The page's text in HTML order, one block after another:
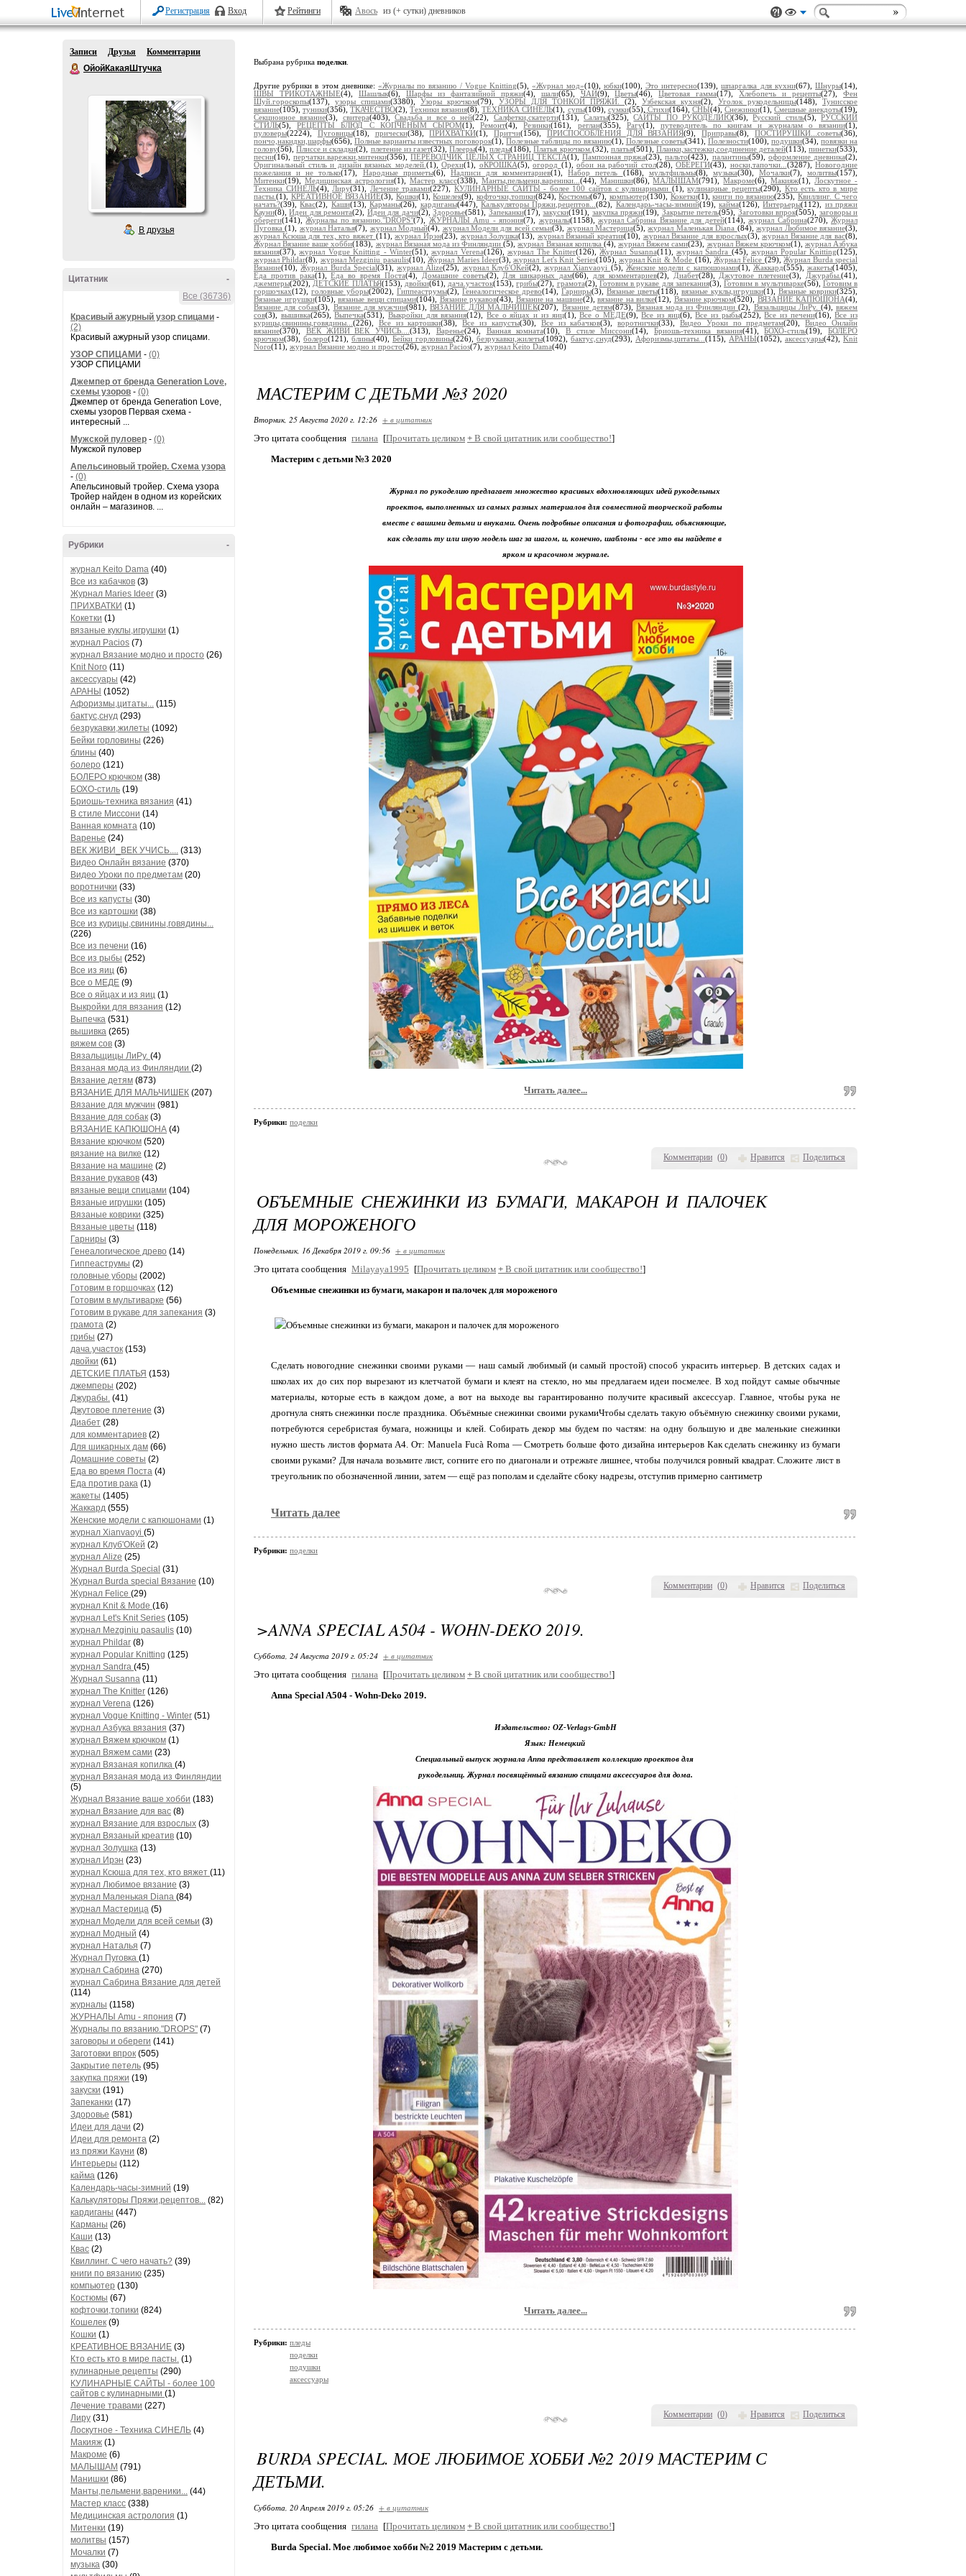
Регистрация Вход Рейтинги Авось из (+ сутки) дневников
Записи Друзья
Комментарии
ОйойКакаяШтучка
В друзья
-
Цитатник
Все (36736)
Красивый ажурный узор спицами -
(2)
Красивый ажурный узор спицами.
УЗОР СПИЦАМИ - (0)
УЗОР СПИЦАМИ
Джемпер от бренда Generation Love,
схемы узоров - (0)
Джемпер от бренда Generation Love,
схемы узоров Первая схема -
интересный ...
Мужской пуловер - (0)
Мужской пуловер
Апельсиновый тройер. Схема узора
- (0)
Апельсиновый тройер. Схема узора
Тройер найден в одном из корейских
онлайн – магазинов. ...
-
Рубрики
журнал Keito Dama (40)
Все из кабачков (3)
Журнал Maries Ideer (3)
ПРИХВАТКИ (1)
Кокетки (1)
вязаные куклы,игрушки (1)
журнал Pacios (7)
журнал Вязание модно и просто (26)
Knit Noro (11)
аксессуары (42)
АРАНЫ (1052)
Афоризмы,цитаты... (115)
бактус,снуд (293)
безрукавки,жилеты (1092)
Бейки горловины (226)
блины (40)
болеро (121)
БОЛЕРО крючком (38)
БОХО-стиль (19)
Бриошь-техника вязания (41)
В стиле Миссони (14)
Ванная комната (10)
Варенье (24)
ВЕК ЖИВИ_ВЕК УЧИСЬ.... (313)
Видео Онлайн вязание (370)
Видео Уроки по предметам (20)
воротнички (33)
Все из капусты (30)
Все из картошки (38)
Все из курицы,свинины,говядины...
(226)
Все из печени (16)
Все из рыбы (252)
Все из яиц (6)
Все о МЕДЕ (9)
Все о яйцах и из яиц (1)
Выкройки для вязания (12)
Выпечка (531)
вышивка (265)
вяжем сов (3)
Вязальщицы ЛиРу. (4)
Вязаная мода из Финляндии (2)
Вязание детям (873)
ВЯЗАНИЕ ДЛЯ МАЛЬЧИШЕК (207)
Вязание для мужчин (981)
Вязание для собак (3)
ВЯЗАНИЕ КАПЮШОНА (4)
Вязание крючком (520)
вязание на вилке (12)
Вязание на машине (2)
Вязание рукавов (43)
вязаные вещи спицами (104)
Вязаные игрушки (105)
Вязаные коврики (325)
Вязаные цветы (118)
Гарниры (3)
Генеалогическое древо (14)
Гиппеаструмы (2)
головные уборы (2002)
Готовим в горшочках (12)
Готовим в мультиварке (56)
Готовим в рукаве для запекания (3)
грамота (2)
грибы (27)
дача.участок (153)
двойки (61)
ДЕТСКИЕ ПЛАТЬЯ (153)
джемперы (202)
Джурабы. (41)
Джутовое плетение (3)
Диабет (28)
для комментариев (2)
Для шикарных дам (66)
Домашние советы (2)
Еда во время Поста (4)
Еда против рака (1)
жакеты (1405)
Жаккард (555)
Женские модели с капюшонами (1)
журнал Xianvaoyi (5)
журнал Клуб'ОКей (2)
журнал Alize (25)
Журнал Burda Special (31)
Журнал Burda special Вязание (10)
Журнал Felice (29)
журнал Knit & Mode (16)
журнал Let's Knit Series (105)
журнал Mezginiu pasaulis (10)
журнал Phildar (8)
журнал Popular Knitting (125)
журнал Sandra (45)
Журнал Susanna (11)
журнал The Knitter (126)
журнал Verena (126)
журнал Vogue Knitting - Winter (51)
журнал Азбука вязания (37)
журнал Вяжем крючком (1)
журнал Вяжем сами (23)
журнал Вязаная копилка (4)
журнал Вязаная мода из Финляндии
(5)
Журнал Вязание ваше хобби (183)
журнал Вязание для вас (8)
журнал Вязание для взрослых (3)
журнал Вязаный креатив (10)
журнал Золушка (13)
журнал Ирэн (23)
журнал Ксюша для тех, кто вяжет (11)
журнал Любимое вязание (3)
журнал Маленькая Diana (84)
журнал Мастерица (5)
журнал Модели для всей семьи (3)
журнал Модный (4)
журнал Наталья (7)
Журнал Пуговка (1)
журнал Сабрина (270)
журнал Сабрина Вязание для детей
(114)
журналы (1158)
ЖУРНАЛЫ Amu - япония (7)
Журналы по вязанию."DROPS" (7)
заговоры и обереги (141)
Заготовки впрок (505)
Закрытие петель (95)
закупка пряжи (19)
закуски (191)
Запеканки (17)
Здоровье (581)
Идеи для дачи (2)
Идеи для ремонта (2)
из пряжи Кауни (8)
Интерьеры (112)
кайма (126)
Календарь-часы-зимний (19)
Калькуляторы Пряжи,рецептов... (82)
кардиганы (447)
Карманы (26)
Каши (13)
Квас (2)
Квиллинг. С чего начать? (39)
книги по вязанию (235)
компьютер (130)
Костюмы (67)
кофточки,топики (824)
Кошелек (9)
Кошки (1)
КРЕАТИВНОЕ ВЯЗАНИЕ (3)
Кто есть кто в мире пасты. (1)
кулинарные рецепты (290)
КУЛИНАРНЫЕ САЙТЫ - более 100
сайтов с кулинарными (1)
Лечение травами (227)
Лиру (31)
Лоскутное - Техника СИНЕЛЬ (4)
Макияж (1)
Макроме (6)
МАЛЫШАМ (791)
Манишки (86)
Манты,пельмени,вареники... (44)
Мастер класс (338)
Медицинская астрология (1)
Митенки (19)
молитвы (157)
Мочалки (7)
музыка (30)
Выбрана рубрика поделки
Другие рубрики в этом дневнике:«Журналы по вязанию / Vogue Knitting(5),«Журнал мод»(10), юбки(100), Это интересно(139),шпаргалка для кухни(67),Шнуры(14),
ШВЫ ТРИКОТАЖНЫЕ(4), Шашлык(6), Шарфы из фантазийной пряжи(4), шали(65), ЧАЙ(9),Цветы(46),Цветовая гамма(17),Хлебопечь и рецепты(27),Фен
Шуй.гороскопы(137), узоры спицами(3380), Узоры крючком(79), УЗОРЫ ДЛЯ ТОНКОЙ ПРЯЖИ. (2), Узбекская кухня(2), Уголок рукодельницы(148), Тунисское
вязание(105),туники(356),ТКАЧЕСТВО(2),Техники вязания(8),ТЕХНИКА СИНЕЛЬ(1), супы(109), сумки(55), Стихи(164), СНЫ(4), Снежинки(1), Смешные анекдоты(19),
Секционное вязание(3), свитера(403),Свадьба и все о ней(22), Салфетки,скатерти(131),Салаты(325),САЙТЫ ПО РУКОДЕЛИЮ(36),Русский стиль(5),РУССКИЙ
СТИЛЬ(5),РЕЦЕПТЫ БЛЮД С КОПЧЕНЫМ СЫРОМ(1),Ремонт(4),Резинки(161), реглан(355), Рагу(1), путеводитель по книгам и журналам о вязании(1),
пуловеры(2224), Пуговицы(18), прически(38),ПРИХВАТКИ(1),Притчи(156), ПРИСПОСОБЛЕНИЯ ДЛЯ ВЯЗАНИЯ(9),Приправы(8),ПОСТИРУШКИ...советы(36),
пончо,накидки,шарфы(656),Полные варианты известных поговорок(1),Полезные таблицы по вязанию(1), Полезные советы(341), Полезности(100), подушки(34), повязки на
голову(56),Плиссе и складки(2), плетение из газет(32),Плееры(4),пледы(186),Платья крючком. (32), платья(501), Планки,застежки,соединение деталей(113),пинетки(533),
песни(16),перчатки.варежки,митенки(356),ПЕРЕВОДЧИК ЦЕЛЫХ СТРАНИЦ ТЕКСТА(1),Пампонная пряжа(23),пальто(423), палантины(59), оформление дневника(2),
Оригинальный стиль и дизайн вязаных моделей. (1), Орехи(1), оКРОШКА(5), огород (1), обои на рабочий стол(28), ОБЕРЕГИ(43), носки,тапочки... (3287), Новогодние
пожелания и не только(17), Народные приметы(6), Надписи для комментариев(1),Набор петель (168), мультфильмы(8), музыка(30), Мочалки(7),молитвы(157),
Митенки(19), Медицинская астрология(1), Мастер класс(338), Манты,пельмени,вареники... (44), Манишки(86),МАЛЫШАМ(791),Макроме(6),Макияж(1), Лоскутное -
Техника СИНЕЛЬ(4), Лиру(31), Лечение травами(227),КУЛИНАРНЫЕ САЙТЫ - более 100 сайтов с кулинарными (1),кулинарные рецепты(290), Кто есть кто в мире
пасты. (1), КРЕАТИВНОЕ ВЯЗАНИЕ(3), Кошки(1),Кошелек(9), кофточки,топики(824),Костюмы(67),компьютер(130), Кокетки(1),книги по вязанию(235), Квиллинг. С чего
начать?(39),Квас(2), Каши(13),Карманы(26), кардиганы(447), Калькуляторы Пряжи,рецептов...(82), Календарь-часы-зимний(19), кайма(126),Интерьеры(112), из пряжи
Кауни(8),Идеи для ремонта(2), Идеи для дачи(2),Здоровье(581), Запеканки(17),закуски(191), закупка пряжи(19), Закрытие петель(95), Заготовки впрок(505), заговоры и
обереги(141),Журналы по вязанию."DROPS"(7), ЖУРНАЛЫ Amu - япония(7), журналы(1158), журнал Сабрина Вязание для детей(114),журнал Сабрина(270), Журнал
Пуговка(1), журнал Наталья(7), журнал Модный(4), журнал Модели для всей семьи(3), журнал Мастерица(5),журнал Маленькая Diana (84),журнал Любимое вязание(3),
журнал Ксюша для тех, кто вяжет (11),журнал Ирэн(23), журнал Золушка(13), журнал Вязаный креатив(10), журнал Вязание для взрослых(3),журнал Вязание для вас(8),
Журнал Вязание ваше хобби(183), журнал Вязаная мода из Финляндии(5),журнал Вязаная копилка (4),журнал Вяжем сами(23), журнал Вяжем крючком(1), журнал Азбука
вязания(37),журнал Vogue Knitting - Winter(51),журнал Verena(126),журнал The Knitter(126),Журнал Susanna(11),журнал Sandra (45),журнал Popular Knitting(125),
журнал Phildar(8), журнал Mezginiu pasaulis(10),Журнал Maries Ideer(3),журнал Let's Knit Series(105), журнал Knit & Mode (16),Журнал Felice (29),Журнал Burda special
Вязание(10),Журнал Burda Special(31), журнал Alize(25), журнал Клуб'ОКей(2), журнал Xianvaoyi (5), Женские модели с капюшонами(1), Жаккард(555), жакеты(1405),
Еда против рака(1),Еда во время Поста(4), Домашние советы(2), Для шикарных дам(66), для комментариев(2), Диабет(28), Джутовое плетение(3), Джурабы.(41),
джемперы(202), ДЕТСКИЕ ПЛАТЬЯ(153), двойки(61), дача.участок(153),грибы(27), грамота(2), Готовим в рукаве для запекания(3), Готовим в мультиварке(56), Готовим в
горшочках(12), головные уборы(2002), Гиппеаструмы(2), Генеалогическое древо(14), Гарниры(3), Вязаные цветы(118), вязаные куклы,игрушки(1), Вязаные коврики(325),
Вязаные игрушки(105), вязаные вещи спицами(104), Вязание рукавов(43), Вязание на машине(2), вязание на вилке(12), Вязание крючком(520), ВЯЗАНИЕ КАПЮШОНА(4),
Вязание для собак(3), Вязание для мужчин(981), ВЯЗАНИЕ ДЛЯ МАЛЬЧИШЕК(207), Вязание детям(873), Вязаная мода из Финляндии(2), Вязальщицы ЛиРу. (4),вяжем
сов(3), вышивка(265),Выпечка(531),Выкройки для вязания(12),Все о яйцах и из яиц(1),Все о МЕДЕ(9),Все из яиц(6),Все из рыбы(252),Все из печени(16),Все из
курицы,свинины,говядины... (226), Все из картошки(38),Все из капусты(30), Все из кабачков(3),воротнички(33), Видео Уроки по предметам(20),Видео Онлайн
вязание(370), ВЕК ЖИВИ_ВЕК УЧИСЬ....(313), Варенье(24), Ванная комната(10), В стиле Миссони(14), Бриошь-техника вязания(41),БОХО-стиль(19),БОЛЕРО
крючком(38), болеро(121), блины(40), Бейки горловины(226), безрукавки,жилеты(1092), бактус,снуд(293), Афоризмы,цитаты... (115), АРАНЫ(1052), аксессуары(42), Knit
Noro(11), журнал Вязание модно и просто(26), журнал Pacios(7), журнал Keito Dama(40)
Комментарии (0) Нравится Поделиться
МАСТЕРИМ С ДЕТЬМИ №3 2020
Вторник, 25 Августа 2020 г. 12:26 + в цитатник
Это цитата сообщения гилана [Прочитать целиком + В свой цитатник или сообщество!]
Мастерим с детьми №3 2020
Журнал по рукоделию предлагает множество красивых вдохновляющих идей рукодельных
проектов, выполненных из самых разных материалов для совместной творческой работы
вместе с вашими детьми и внуками. Очень подробные описания и фотографии, объясняющие,
как сделать ту или иную модель шаг за шагом, и, конечно, шаблоны - все это вы найдете в
ярком и красочном журнале.
Читать далее...
Рубрики: поделки
Комментарии (0) Нравится Поделиться
ОБЪЕМНЫЕ СНЕЖИНКИ ИЗ БУМАГИ, МАКАРОН И ПАЛОЧЕК
ДЛЯ МОРОЖЕНОГО
Понедельник, 16 Декабря 2019 г. 09:56 + в цитатник
Это цитата сообщения Milayaya1995 [Прочитать целиком + В свой цитатник или сообщество!]
Объемные снежинки из бумаги, макарон и палочек для мороженого
Сделать новогодние снежинки своими руками — наш самый любимый (и самый простой) способ украсить интерьер. В детских садах и
школах их до сих пор вырезают из клетчатой бумаги и клеят на стекло, но мы предлагаем идеи посмелее. В ход пойдут самые обычные
материалы, которые есть в каждом доме, а вот на выходе вы гарантированно получите красивый аксессуар. Главное, чтобы рука не
дрогнула снять снежинки после праздника. Объёмные снежинки своими рукамиЧтобы сделать такую объёмную снежинку своими руками,
потребуются серебристая бумага, ножницы и клей. Собирать декор мы будем по частям: на одну большую и две маленькие снежинки
нужно шесть листов формата А4. От: Manuela Fucà Roma — Смотреть больше фото дизайна интерьеров Как сделать снежинку из бумаги
своими руками? Для начала возьмите лист, согните его по диагонали и отрежьте лишнее, чтобы получился ровный квадрат. Сложите лист в
треугольник по обозначенной линии, затем — ещё раз пополам и сделайте сбоку надрезы, отступив примерно сантиметр
Читать далее
Рубрики: поделки
Комментарии (0) Нравится Поделиться
>ANNA SPECIAL A504 - WOHN-DEKO 2019.
Суббота, 24 Августа 2019 г. 05:24 + в цитатник
Это цитата сообщения гилана [Прочитать целиком + В свой цитатник или сообщество!]
Anna Special A504 - Wohn-Deko 2019.
Издательство: OZ-Verlags-GmbH
Язык: Немецкий
Специальный выпуск журнала Anna представляет коллекцию проектов для
рукодельниц. Журнал посвящённый вязанию спицами аксессуаров для дома.
Читать далее...
Рубрики: пледы
поделки
подушки
аксессуары
BURDA SPECIAL. МОЕ ЛЮБИМОЕ ХОББИ №2 2019 МАСТЕРИМ С
ДЕТЬМИ.
Суббота, 20 Апреля 2019 г. 05:26 + в цитатник
Это цитата сообщения гилана [Прочитать целиком + В свой цитатник или сообщество!]
Burda Special. Мое любимое хобби №2 2019 Мастерим с детьми.